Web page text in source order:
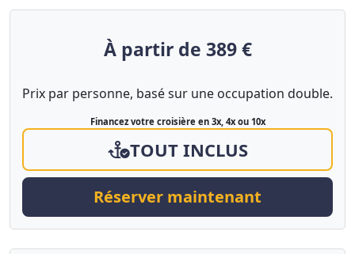
À partir de 389 €
Prix par personne, basé sur une occupation double.
Financez votre croisière en 3x, 4x ou 10x
TOUT INCLUS
Réserver maintenant